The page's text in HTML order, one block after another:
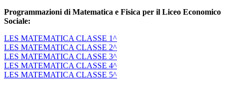
Programmazioni di Matematica e Fisica per il Liceo Economico
Sociale:
LES MATEMATICA CLASSE 1^
LES MATEMATICA CLASSE 2^
LES MATEMATICA CLASSE 3^
LES MATEMATICA CLASSE 4^
LES MATEMATICA CLASSE 5^